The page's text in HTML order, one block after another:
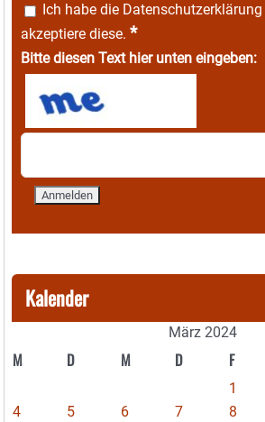
Ich habe die Datenschutzerklärung
akzeptiere diese. *
Bitte diesen Text hier unten eingeben:
Kalender
März 2024
M D M D F
1
4
5 6 7 8